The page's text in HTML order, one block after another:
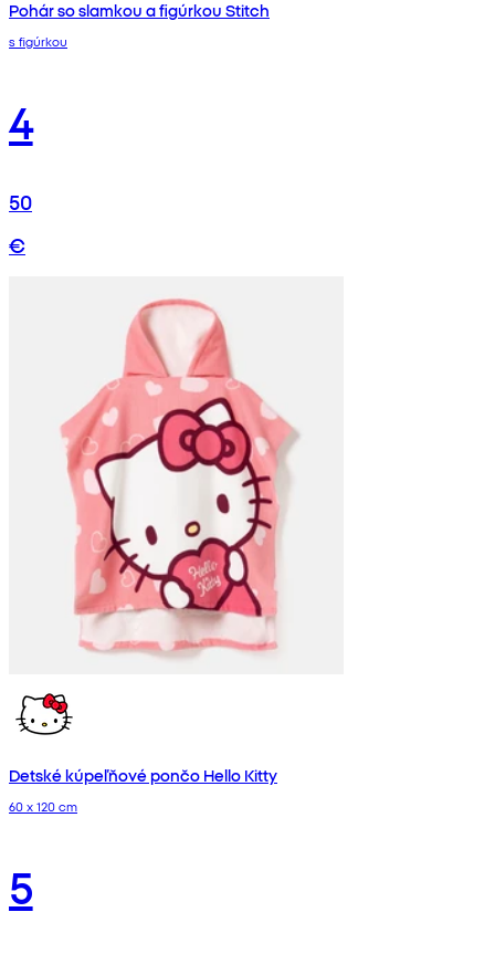
Pohár so slamkou a figúrkou Stitch
s figúrkou
4
50
€
Detské kúpeľňové pončo Hello Kitty
60 x 120 cm
5